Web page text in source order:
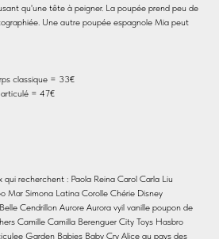
qu'une tête à peigner. La poupée prend peu de
Une autre poupée espagnole Mia peut
classique = 33€
= 47€
recherchent : Paola Reina Carol Carla Liu
Mar Simona Latina Corolle Chérie Disney
Cendrillon Aurore Aurora vyil vanille poupon de
Camille Camilla Berenguer City Toys Hasbro
Garden Babies Baby Cry Alice au pays des